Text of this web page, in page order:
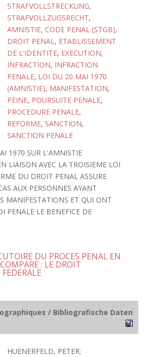
STRAFVOLLSTRECKUNG,
STRAFVOLLZUGSRECHT,
AMNISTIE, CODE PENAL (STGB),
DROIT PENAL, ETABLISSEMENT
DE L'IDENTITE, EXECUTION,
INFRACTION, INFRACTION
PENALE, LOI DU 20 MAI 1970
(AMNISTIE), MANIFESTATION,
PEINE, POURSUITE PENALE,
PROCEDURE PENALE,
REFORME, SANCTION,
SANCTION PENALE
1970 SUR L'AMNISTIE
LIAISON AVEC LA TROISIEME LOI
DU DROIT PENAL ASSURE
AUX PERSONNES AYANT
MANIFESTATIONS ET QUI ONT
PENALE LE BENEFICE DE
DU PROCES PENAL EN
: LE DROIT
/ Bibliografische Daten
HUENERFELD, PETER;